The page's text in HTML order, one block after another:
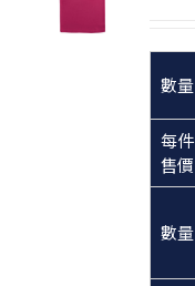
數量
每件
售價
數量